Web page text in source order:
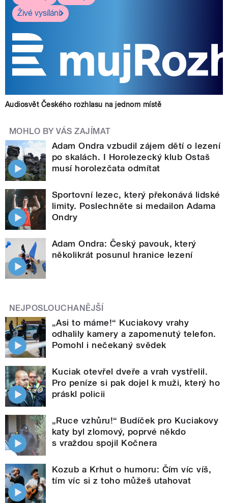
Živé vysílání
Audiosvět Českého rozhlasu na jednom místě
MOHLO BY VÁS ZAJÍMAT
Adam Ondra vzbudil zájem dětí o lezení
po skalách. I Horolezecký klub Ostaš
musí horolezčata odmítat
Sportovní lezec, který překonává lidské
limity. Poslechněte si medailon Adama
Ondry
Adam Ondra: Český pavouk, který
několikrát posunul hranice lezení
NEJPOSLOUCHANĚJŠÍ
„Asi to máme!“ Kuciakovy vrahy
odhalily kamery a zapomenutý telefon.
Pomohl i nečekaný svědek
Kuciak otevřel dveře a vrah vystřelil.
Pro peníze si pak dojel k muži, který ho
práskl policii
„Ruce vzhůru!“ Budíček pro Kuciakovy
katy byl zlomový, poprvé někdo
s vraždou spojil Kočnera
Kozub a Krhut o humoru: Čím víc víš,
tím víc si z toho můžeš utahovat